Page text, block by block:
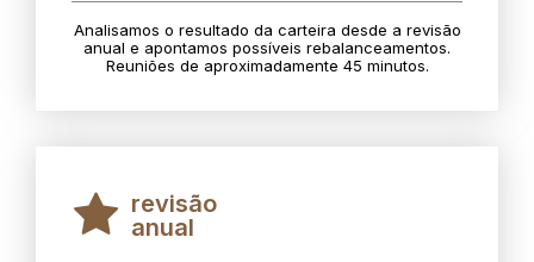
Analisamos o resultado da carteira desde a revisão
anual e apontamos possíveis rebalanceamentos.
Reuniões de aproximadamente 45 minutos.
revisão
anual